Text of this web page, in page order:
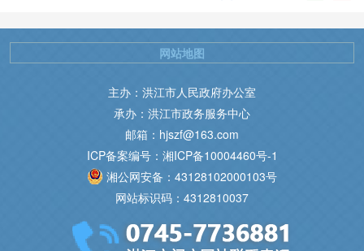
主办：洪江市人民政府办公室
承办：洪江市政务服务中心
邮箱：hjszf@163.com
ICP备案编号：湘ICP备10004460号-1
湘公网安备：43128102000103号
网站标识码：4312810037
网站地图